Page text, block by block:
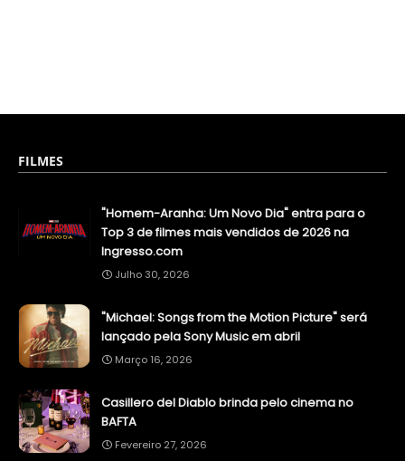
FILMES
"Homem-Aranha: Um Novo Dia" entra para o
Top 3 de filmes mais vendidos de 2026 na
Ingresso.com
Julho 30, 2026
"Michael: Songs from the Motion Picture" será
lançado pela Sony Music em abril
Março 16, 2026
Casillero del Diablo brinda pelo cinema no
BAFTA
Fevereiro 27, 2026